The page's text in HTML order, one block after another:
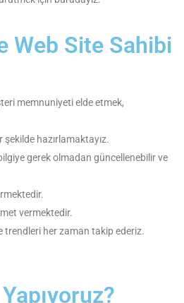
Web Site Sahibi
memnuniyeti elde etmek,
hazırlamaktayız.
gerek olmadan güncellenebilir ve
vermektedir.
trendleri her zaman takip ederiz.